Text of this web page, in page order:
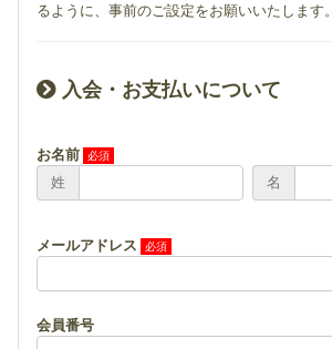
るように、事前のご設定をお願いいたします。
入会・お支払いについて
お名前
姓
名
メールアドレス
会員番号